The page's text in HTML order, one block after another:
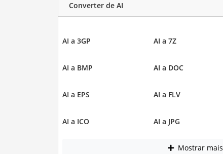
Converter de AI
AI a 3GP AI a 7Z
AI a BMP AI a DOC
AI a EPS AI a FLV
AI a ICO AI a JPG
Mostrar mais